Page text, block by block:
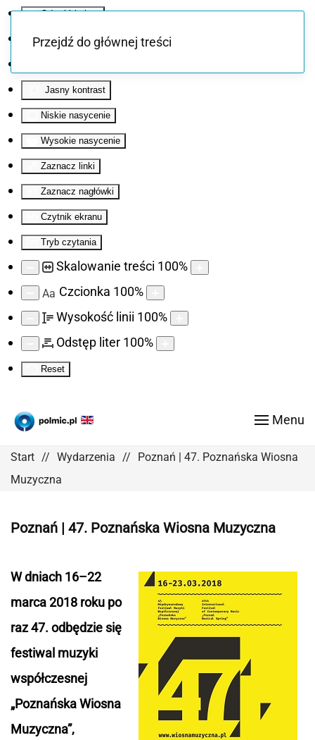
Odwróć kolory
Monochromatyczny
Jasny kontrast
Niskie nasycenie
Wysokie nasycenie
Zaznacz linki
Zaznacz nagłówki
Czytnik ekranu
Tryb czytania
Skalowanie treści 100%
Aa Czcionka 100%
Wysokość linii 100%
Odstęp liter 100%
Reset
Przejdź do głównej treści
Menu
Start Wydarzenia
Poznań | 47. Poznańska Wiosna
Muzyczna
Poznań | 47. Poznańska Wiosna Muzyczna
W dniach 16–22
marca 2018 roku po
raz 47. odbędzie się
festiwal muzyki
współczesnej
„Poznańska Wiosna
Muzyczna”,